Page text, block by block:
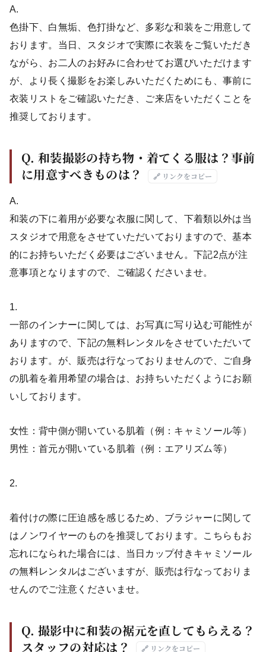
A.
色掛下、白無垢、色打掛など、多彩な和装をご用意して
おります。当日、スタジオで実際に衣装をご覧いただき
ながら、お二人のお好みに合わせてお選びいただけます
が、より長く撮影をお楽しみいただくためにも、事前に
衣装リストをご確認いただき、ご来店をいただくことを
推奨しております。
Q. 和装撮影の持ち物・着てくる服は？事前
に用意すべきものは？
🔗 リンクをコピー
A.
和装の下に着用が必要な衣服に関して、下着類以外は当
スタジオで用意をさせていただいておりますので、基本
的にお持ちいただく必要はございません。下記2点が注
意事項となりますので、ご確認くださいませ。
1.
一部のインナーに関しては、お写真に写り込む可能性が
ありますので、下記の無料レンタルをさせていただいて
おります。が、販売は行なっておりませんので、ご自身
の肌着を着用希望の場合は、お持ちいただくようにお願
いしております。
女性：背中側が開いている肌着（例：キャミソール等）
男性：首元が開いている肌着（例：エアリズム等）
2.
着付けの際に圧迫感を感じるため、ブラジャーに関して
はノンワイヤーのものを推奨しております。こちらもお
忘れになられた場合には、当日カップ付きキャミソール
の無料レンタルはございますが、販売は行なっておりま
せんのでご注意くださいませ。
Q. 撮影中に和装の裾元を直してもらえる？
スタッフの対応は？
🔗 リンクをコピー